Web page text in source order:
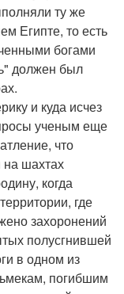
ту же
Египте, то есть
богами
должен был
и куда исчез
ученым еще
что
шахтах
когда
где
захоронений
полусгнившей
в одном из
погибшим